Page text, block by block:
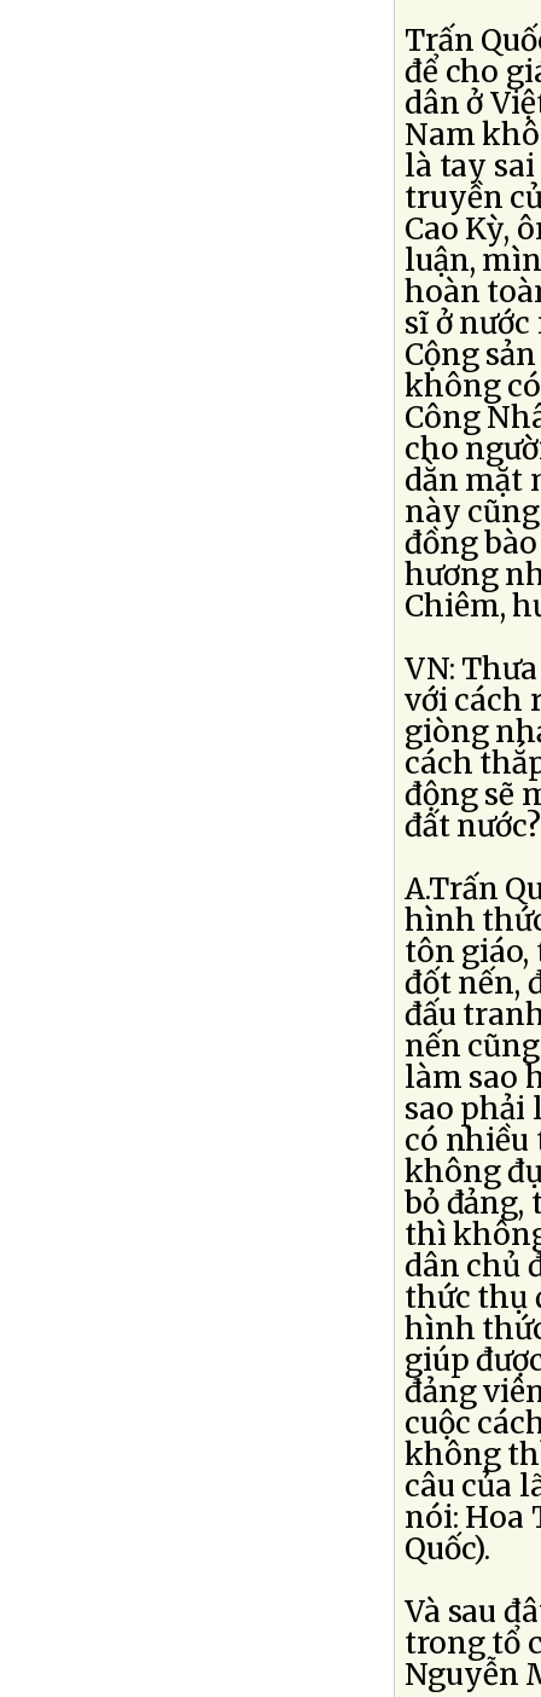
Trấn
để cho
dân ở
Nam
là tay
truyền
Cao Kỳ,
luận,
hoàn
sĩ ở
Cộng
không
Công
cho
dằn mặt
này
đồng
hương
Chiêm,
VN:
với cách
giòng
cách
động sẽ
đất nước?
A.Trấn
hình
tôn
đốt nến,
đấu
nến
làm sao
sao phải
có nhiều
không
bỏ đảng,
thì
dân chủ
thức thụ
hình
giúp
đảng
cuộc
không
câu của
nói: Hoa
Quốc).
Và sau
trong tổ
Nguyễn